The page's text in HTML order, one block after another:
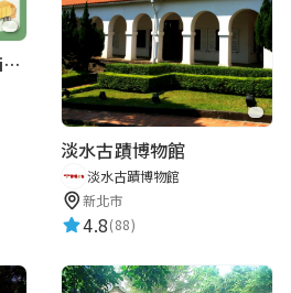
走靜貓空 Maokong Quiet Walks
淡水古蹟博物館
淡水古蹟博物館
新北市
4.8(88)